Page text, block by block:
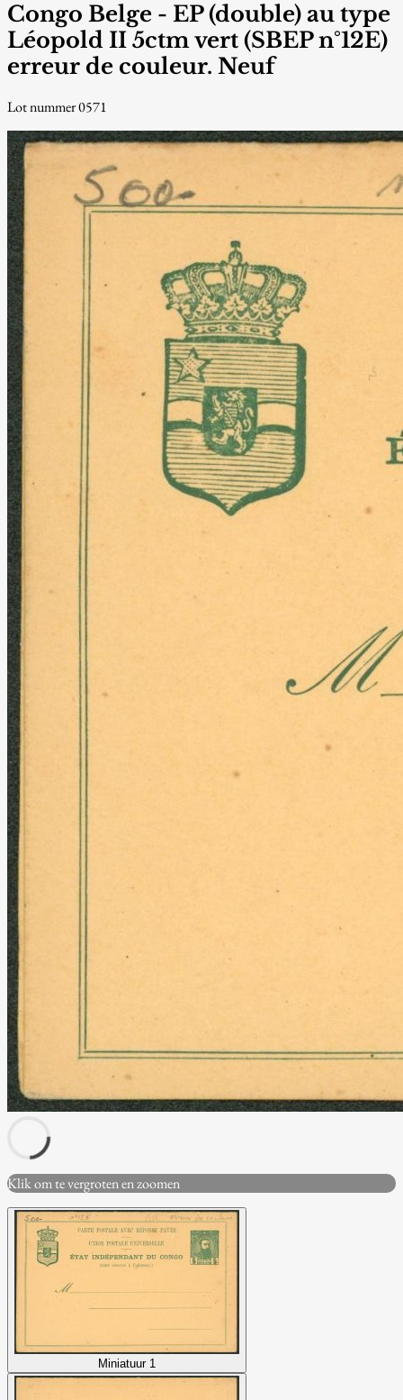
Congo Belge - EP (double) au type
Léopold II 5ctm vert (SBEP n°12E)
erreur de couleur. Neuf
Lot nummer 0571
Klik om te vergroten en zoomen
Miniatuur 1